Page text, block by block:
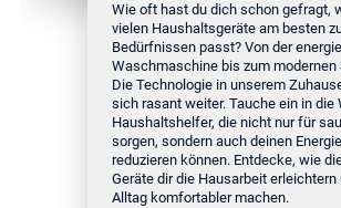
Wie oft hast du dich schon gefragt,
vielen Haushaltsgeräte am besten
Bedürfnissen passt? Von der
Waschmaschine bis zum modernen
Die Technologie in unserem
sich rasant weiter. Tauche ein in die
Haushaltshelfer, die nicht nur für
sorgen, sondern auch deinen
reduzieren können. Entdecke, wie
Geräte dir die Hausarbeit erleichtern
Alltag komfortabler machen.